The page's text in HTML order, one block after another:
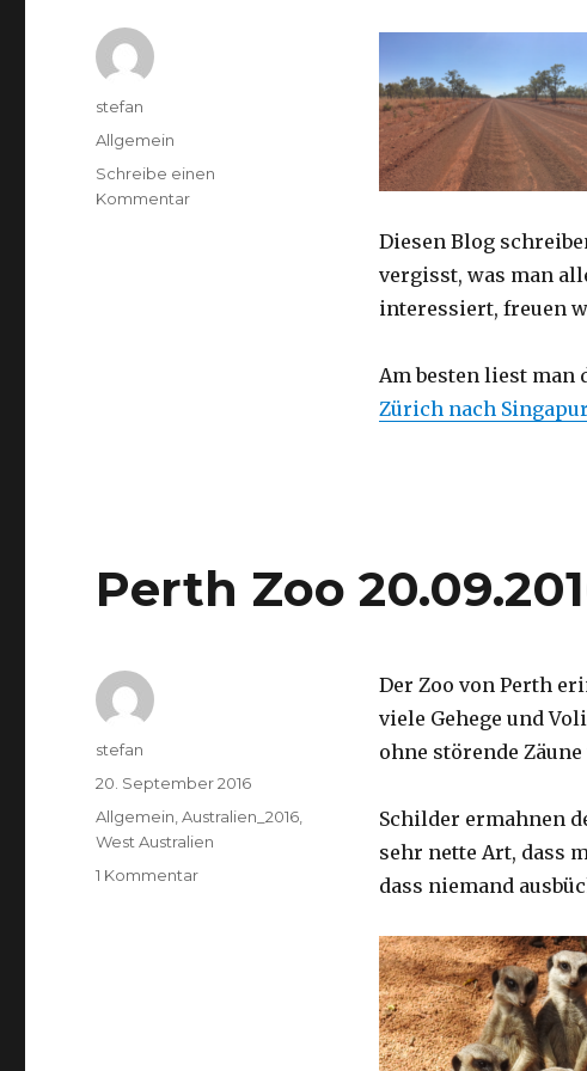
Diesen Blog
vergisst, was man
interessiert, freuen
Am besten liest man
Zürich nach Singapur
Autor
stefan
Kategorien
Allgemein
Schreibe einen
Kommentarzu
Perth Zoo
Der Zoo von Perth
viele Gehege und
ohne störende
Schilder ermahnen
sehr nette Art, dass
dass niemand
Autor
stefan
Veröffentlicht
am
20. September 2016
Kategorien
Allgemein,Australien_2016,
West Australien
1 Kommentarzu